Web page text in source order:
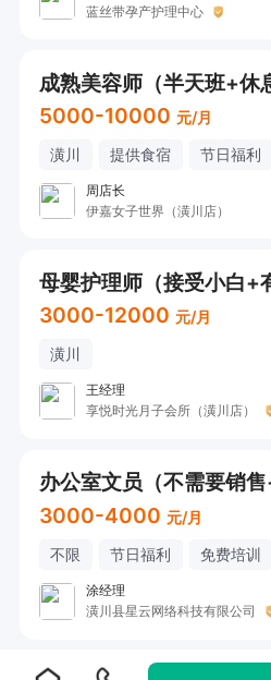
蓝丝带孕产护理中心
5000-10000 元/月
潢川 提供食宿 节日福利
周店长
伊嘉女子世界（潢川店）
3000-12000 元/月
潢川
王经理
享悦时光月子会所（潢川店）
办公室文员（不需要销售
3000-4000 元/月
不限 节日福利 免费培训
涂经理
潢川县星云网络科技有限公司